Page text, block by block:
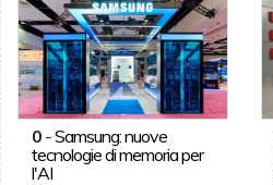
0-Samsung: nuove
tecnologie di memoria per
l'AI